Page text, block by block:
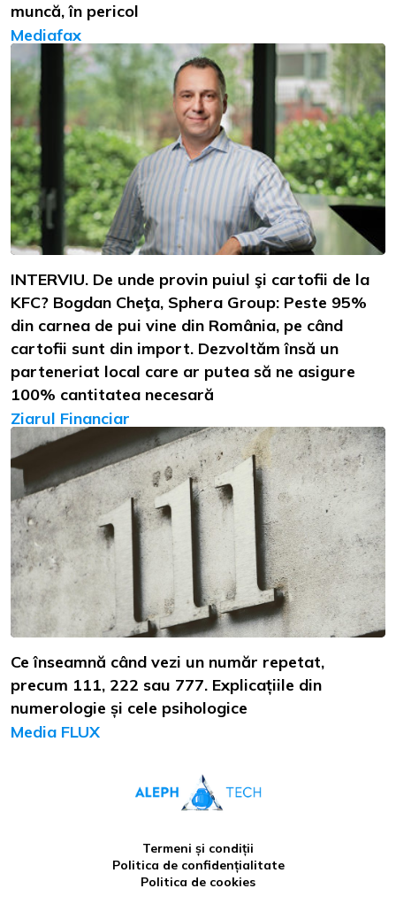
muncă, în pericol
Mediafax
INTERVIU. De unde provin puiul şi cartofii de la
KFC? Bogdan Cheţa, Sphera Group: Peste 95%
din carnea de pui vine din România, pe când
cartofii sunt din import. Dezvoltăm însă un
parteneriat local care ar putea să ne asigure
100% cantitatea necesară
Ziarul Financiar
Ce înseamnă când vezi un număr repetat,
precum 111, 222 sau 777. Explicațiile din
numerologie și cele psihologice
Media FLUX
Termeni și condiții
Politica de confidențialitate
Politica de cookies